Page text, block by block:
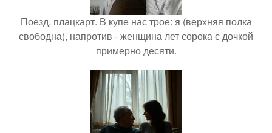
Поезд, плацкарт. В купе нас трое: я (верхняя полка
свободна), напротив - женщина лет сорока с дочкой
примерно десяти.